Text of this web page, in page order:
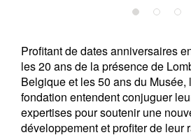
Profitant de dates anniversaires
les 20 ans de la présence de
Belgique et les 50 ans du Musée,
fondation entendent conjuguer
expertises pour soutenir une
développement et profiter de leur